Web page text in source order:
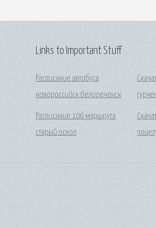
Links to Important Stuff
Расписание автобуса
новороссийск белореченск
Расписание 106 маршрута
старый оскол